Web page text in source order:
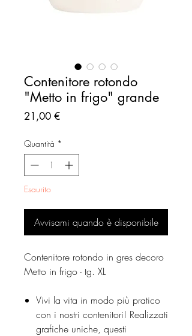
Contenitore rotondo
"Metto in frigo" grande
21,00 €Prezzo
Quantità *
Esaurito
Avvisami quando è disponibile
Contenitore rotondo in gres decoro
Metto in frigo - tg. XL
Vivi la vita in modo più pratico
con i nostri contenitori! Realizzati
grafiche uniche, questi